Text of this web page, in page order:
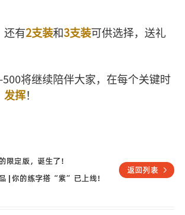
还有2支装和3支装可供选择，送礼
将继续陪伴大家，在每个关键时
挥！
限定版，诞生了！
| 你的练字搭“紫”已上线！
返回列表